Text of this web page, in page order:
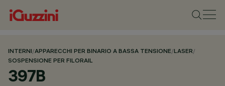
INTERNI/APPARECCHI PER BINARIO A BASSA TENSIONE/LASER/
SOSPENSIONE PER FILORAIL
397B